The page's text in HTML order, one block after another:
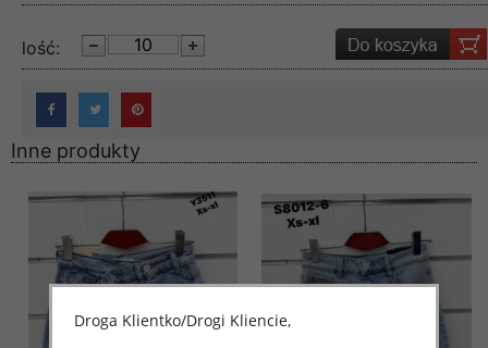
lość:
Inne produkty
Droga Klientko/Drogi Kliencie,